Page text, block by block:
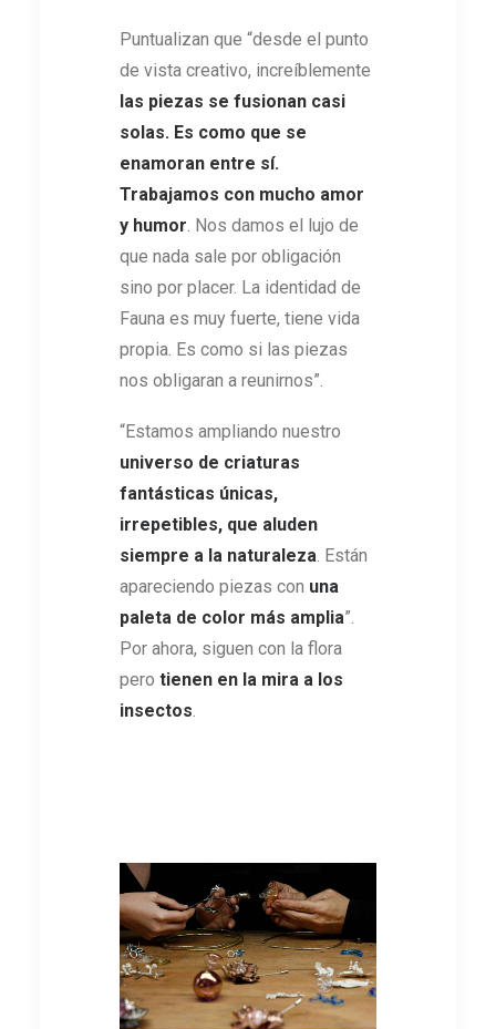
Puntualizan que “desde el punto
de vista creativo, increíblemente
las piezas se fusionan casi
solas. Es como que se
enamoran entre sí.
Trabajamos con mucho amor
y humor . Nos damos el lujo de
que nada sale por obligación
sino por placer. La identidad de
Fauna es muy fuerte, tiene vida
propia. Es como si las piezas
nos obligaran a reunirnos”.
“Estamos ampliando nuestro
universo de criaturas
fantásticas únicas,
irrepetibles, que aluden
siempre a la naturaleza . Están
apareciendo piezas con una
paleta de color más amplia”.
Por ahora, siguen con la flora
pero tienen en la mira a los
insectos